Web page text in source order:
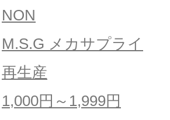
NON
M.S.G メカサプライ
再生産
1,000円～1,999円